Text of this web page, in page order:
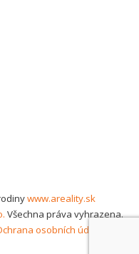
www.areality.sk
Všechna práva vyhrazena.
osobních údajů